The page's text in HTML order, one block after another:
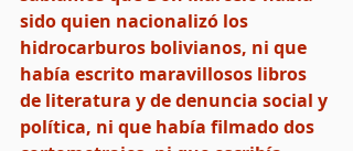
sido quien nacionalizó los
hidrocarburos bolivianos, ni que
había escrito maravillosos libros
de literatura y de denuncia social y
política, ni que había filmado dos